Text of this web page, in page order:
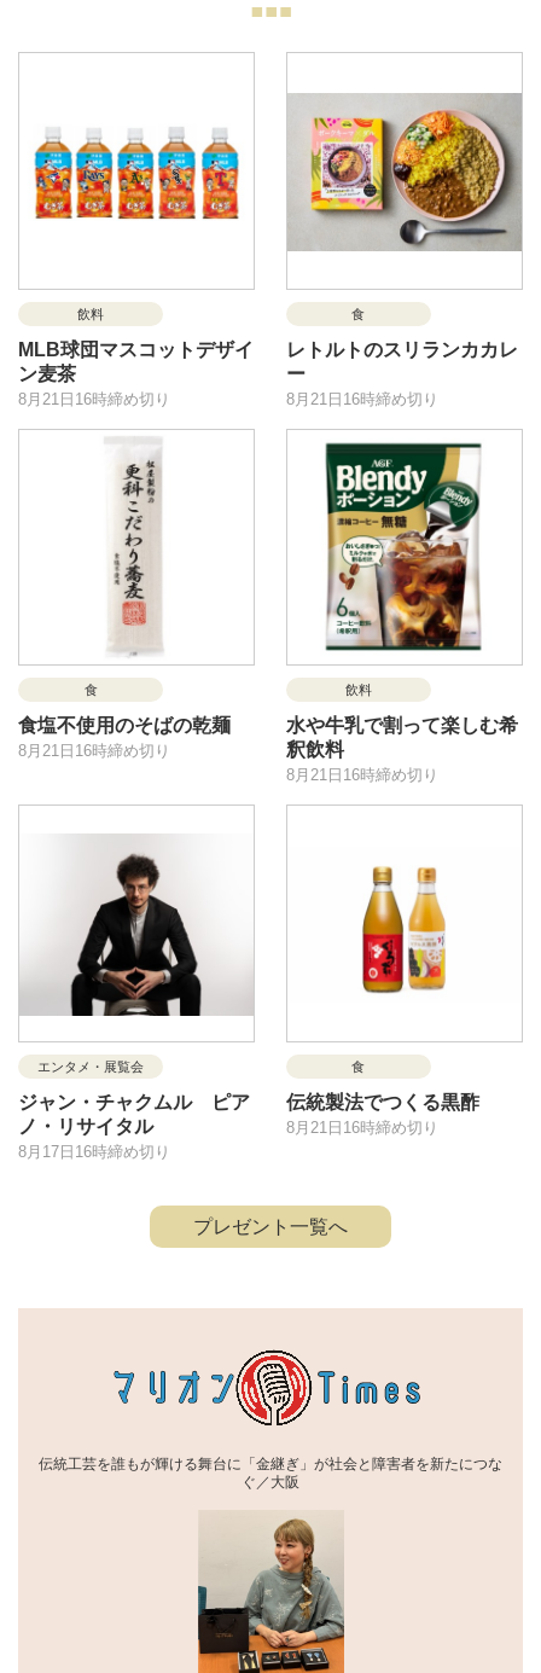
飲料
MLB球団マスコットデザイ
ン麦茶
8月21日16時締め切り
食
レトルトのスリランカカレ
ー
8月21日16時締め切り
食
食塩不使用のそばの乾麺
8月21日16時締め切り
飲料
水や牛乳で割って楽しむ希
釈飲料
8月21日16時締め切り
エンタメ・展覧会
ジャン・チャクムル ピア
ノ・リサイタル
8月17日16時締め切り
食
伝統製法でつくる黒酢
8月21日16時締め切り
プレゼント一覧へ
伝統工芸を誰もが輝ける舞台に「金継ぎ」が社会と障害者を新たにつな
ぐ／大阪